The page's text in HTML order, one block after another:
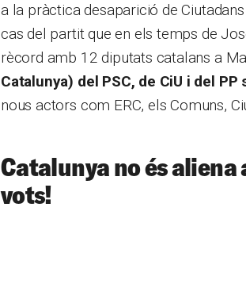
a la pràctica desaparició de
cas del partit que en els temps de
rècord amb 12 diputats catalans a
Catalunya) del PSC, de CiU i del
nous actors com ERC, els Comuns,
Catalunya no és
vots!